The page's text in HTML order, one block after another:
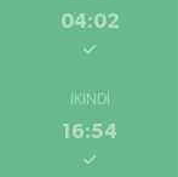
04:02
İKINDI
16:54